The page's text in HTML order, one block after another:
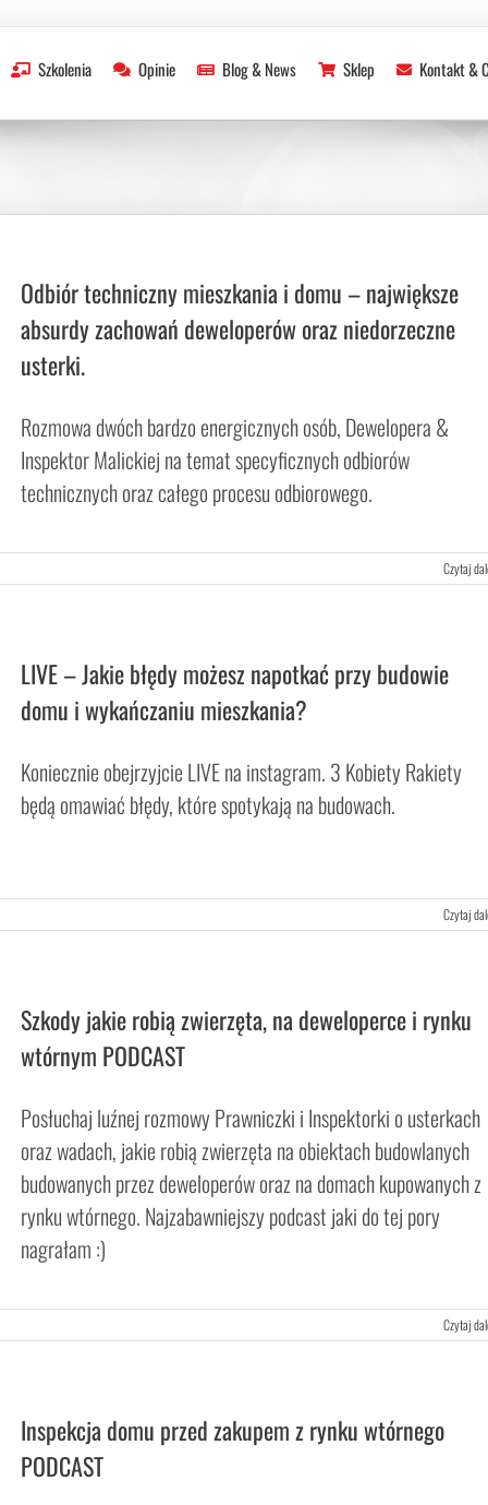
Szkolenia Opinie Blog & News Sklep Kontakt &
Odbiór techniczny mieszkania i domu – największe
absurdy zachowań deweloperów oraz niedorzeczne
usterki.
Rozmowa dwóch bardzo energicznych osób, Dewelopera &
Inspektor Malickiej na temat specyficznych odbiorów
technicznych oraz całego procesu odbiorowego.
Czytaj
LIVE – Jakie błędy możesz napotkać przy budowie
domu i wykańczaniu mieszkania?
Koniecznie obejrzyjcie LIVE na instagram. 3 Kobiety Rakiety
będą omawiać błędy, które spotykają na budowach.
Czytaj
Szkody jakie robią zwierzęta, na deweloperce i rynku
wtórnym PODCAST
Posłuchaj luźnej rozmowy Prawniczki i Inspektorki o usterkach
oraz wadach, jakie robią zwierzęta na obiektach budowlanych
budowanych przez deweloperów oraz na domach kupowanych z
rynku wtórnego. Najzabawniejszy podcast jaki do tej pory
nagrałam :)
Czytaj
Inspekcja domu przed zakupem z rynku wtórnego
PODCAST